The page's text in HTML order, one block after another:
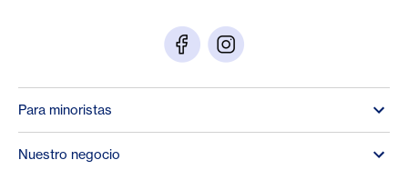
Para minoristas
Nuestro negocio